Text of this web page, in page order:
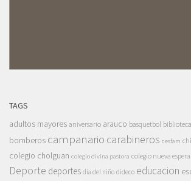
TAGS
adultos mayores aniversario arauco basquetbol biblioteca
bomberos campanario carabineros cesfam
colegio cholguan colegio divina pastora colegio nueva
Deporte deportes dia del niño dideco educacion